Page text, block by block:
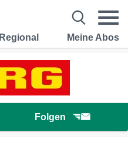
Regional Meine Abos
Folgen